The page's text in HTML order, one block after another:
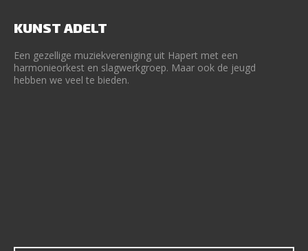
KUNST ADELT
Een gezellige muziekvereniging uit Hapert met een
harmonieorkest en slagwerkgroep. Maar ook de jeugd
hebben we veel te bieden.